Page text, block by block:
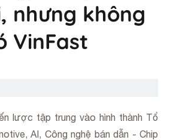
nhưng không
VinFast
lược tập trung vào hình thành Tổ
AI, Công nghệ bán dẫn - Chip